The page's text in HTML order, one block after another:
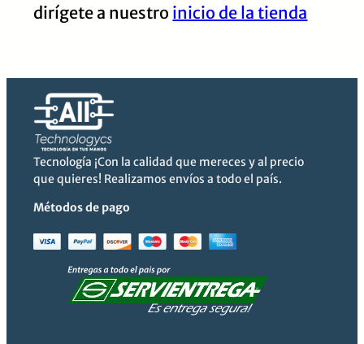
dirígete a nuestro inicio de la tienda
Tecnología ¡Con la calidad que mereces y al precio
que quieres! Realizamos envíos a todo el país.
Métodos de pago